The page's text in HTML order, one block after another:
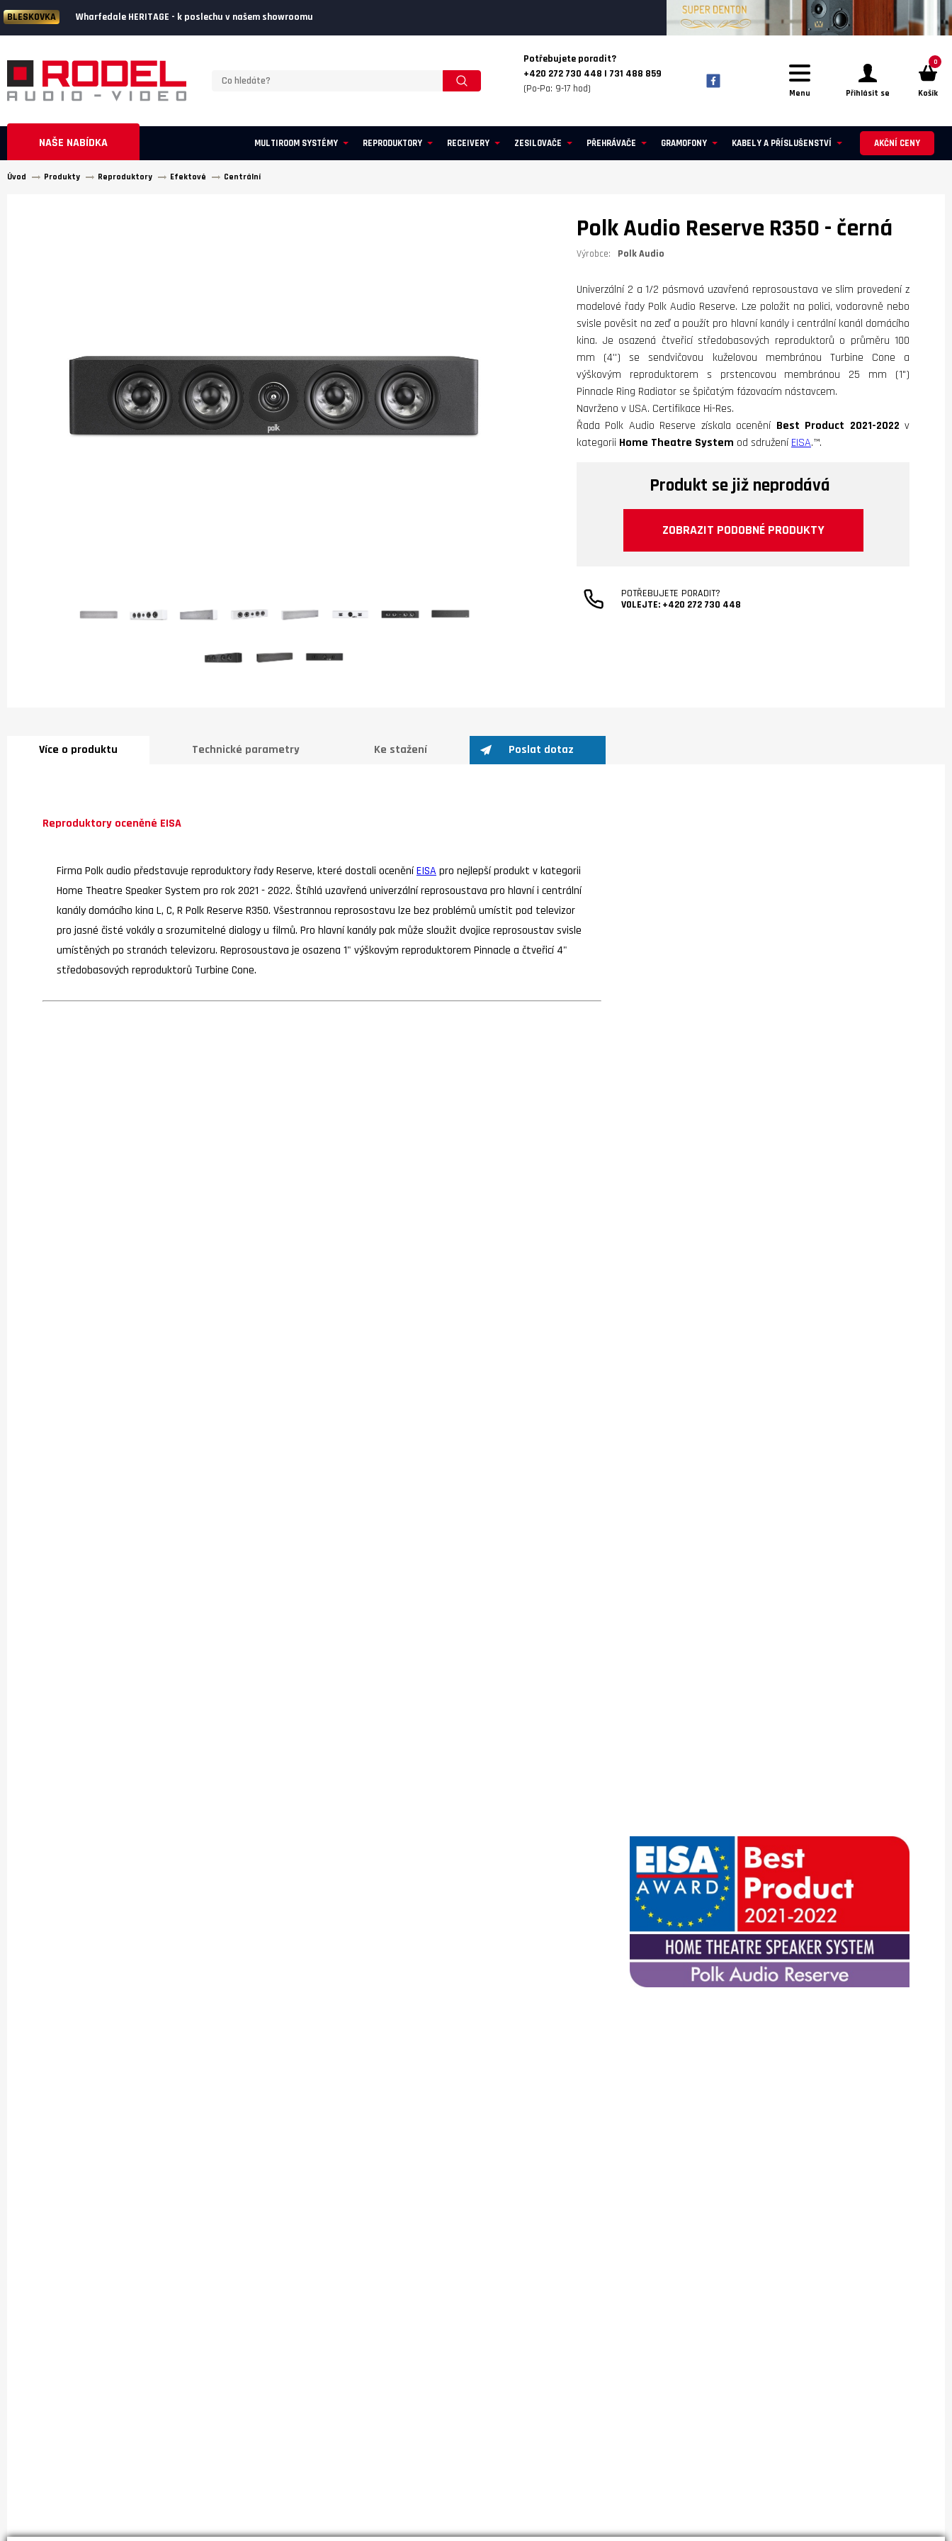
BLESKOVKA Wharfedale HERITAGE - k poslechu v našem showroomu
Potřebujete poradit?
+420 272 730 448 | 731 488 859
(Po-Pa: 9-17 hod)
Menu Přihlásit se
0
Košík
NAŠE NABÍDKA MULTIROOM SYSTÉMY REPRODUKTORY RECEIVERY ZESILOVAČE PŘEHRÁVAČE GRAMOFONY KABELY A PŘÍSLUŠENSTVÍ AKČNÍ CENY
Úvod Produkty Reproduktory Efektové Centrální
Polk Audio Reserve R350 - černá
Výrobce: Polk Audio
Univerzální 2 a 1/2 pásmová uzavřená reprosoustava ve slim provedení z
modelové řady Polk Audio Reserve. Lze položit na polici, vodorovně nebo
svisle pověsit na zeď a použít pro hlavní kanály i centrální kanál domácího
kina. Je osazená čtveřicí středobasových reproduktorů o průměru 100
mm (4'') se sendvičovou kuželovou membránou Turbine Cone a
výškovým reproduktorem s prstencovou membránou 25 mm (1")
Pinnacle Ring Radiator se špičatým fázovacím nástavcem.
Navrženo v USA. Certifikace Hi-Res.
Řada Polk Audio Reserve získala ocenění Best Product 2021-2022 v
kategorii Home Theatre System od sdruženíEISA.™.
Produkt se již neprodává
ZOBRAZIT PODOBNÉ PRODUKTY
POTŘEBUJETE PORADIT?
VOLEJTE: +420 272 730 448
Více o produktu Technické parametry Ke stažení Poslat dotaz
Reproduktory oceněné EISA
Firma Polk audio představuje reproduktory řady Reserve, které dostali oceněníEISApro nejlepší produkt v kategorii
Home Theatre Speaker System pro rok 2021 - 2022. Štíhlá uzavřená univerzální reprosoustava pro hlavní i centrální
kanály domácího kina L, C, R Polk Reserve R350. Všestrannou reprosostavu lze bez problémů umístit pod televizor
pro jasné čisté vokály a srozumitelné dialogy u filmů. Pro hlavní kanály pak může sloužit dvojice reprosoustav svisle
umístěných po stranách televizoru. Reprosoustava je osazena 1" výškovým reproduktorem Pinnacle a čtveřicí 4"
středobasových reproduktorů Turbine Cone.